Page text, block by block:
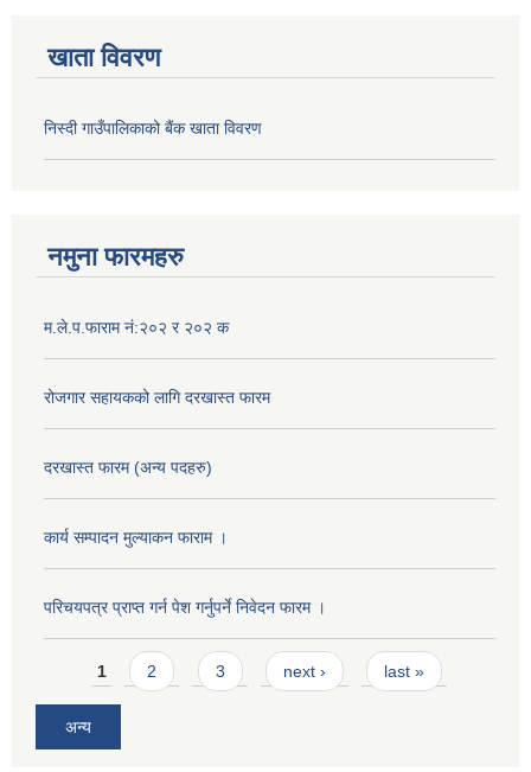
खाता विवरण
निस्दी गाउँपालिकाको बैंक खाता विवरण
नमुना फारमहरु
म.ले.प.फाराम नं:२०२ र २०२ क
रोजगार सहायकको लागि दरखास्त फारम
दरखास्त फारम (अन्य पदहरु)
कार्य सम्पादन मुल्याक‌न फाराम ।
परिचयपत्र प्राप्त गर्न पेश गर्नुपर्ने निवेदन फारम ।
Pages
1 2 3 next › last »
अन्य